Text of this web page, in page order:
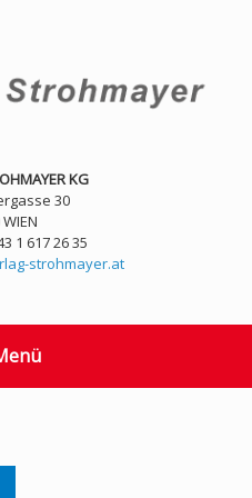
KG
30
1 617 26 35
strohmayer.at